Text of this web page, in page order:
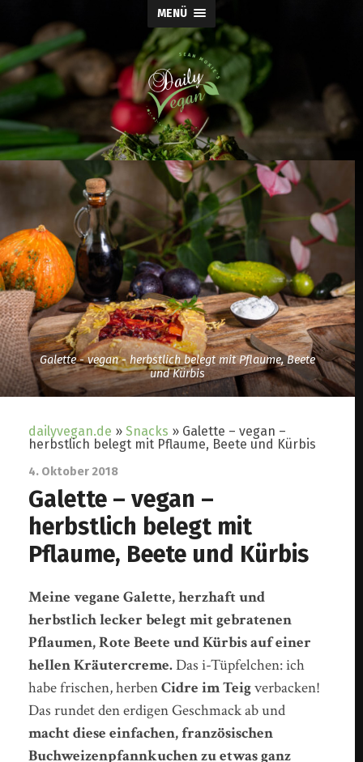
MENÜ
Galette - vegan - herbstlich belegt mit Pflaume, Beete
und Kürbis
dailyvegan.de »Snacks » Galette – vegan –
herbstlich belegt mit Pflaume, Beete und Kürbis
4. Oktober 2018
Galette – vegan –
herbstlich belegt mit
Pflaume, Beete und Kürbis
Meine vegane Galette, herzhaft und
herbstlich lecker belegt mit gebratenen
Pflaumen, Rote Beete und Kürbis auf einer
hellen Kräutercreme.Das i-Tüpfelchen: ich
habe frischen, herbenCidre im Teigverbacken!
Das rundet den erdigen Geschmack ab und
macht diese einfachen, französischen
Buchweizenpfannkuchen zu etwas ganz